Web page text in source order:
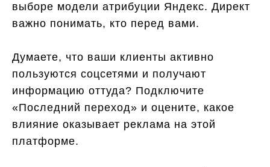
выборе модели атрибуции Яндекс. Директ
важно понимать, кто перед вами.
Думаете, что ваши клиенты активно
пользуются соцсетями и получают
информацию оттуда? Подключите
«Последний переход» и оцените, какое
влияние оказывает реклама на этой
платформе.